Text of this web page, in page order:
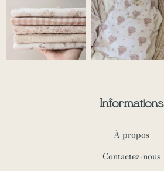
Informations
À propos
Contactez-nous